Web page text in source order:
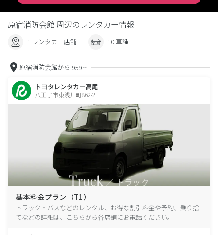
原宿消防会館 周辺のレンタカー情報
1 レンタカー店舗 10 車種
原宿消防会館から 959m
トヨタレンタカー高尾
八王子市東浅川町862-2
基本料金プラン（T1）
トラック・バスなどのレンタル、お得な割引料金や予約、乗り捨
てなどの詳細は、こちらから各店舗にお電話ください。